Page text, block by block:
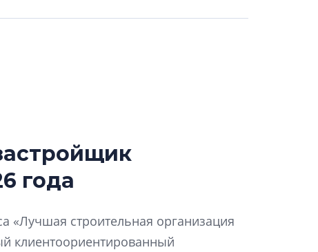
года
«Лучшая строительная организация
клиентоориентированный
Центробанк: квартиры в
2020-2026 годов постройки